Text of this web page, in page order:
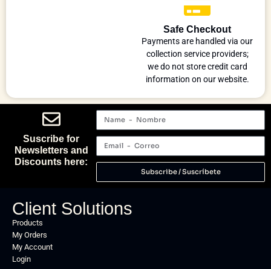
Safe Checkout
Payments are handled via our
collection service providers;
we do not store credit card
information on our website.
Suscribe for
Newsletters and
Discounts here:
Subscribe / Suscríbete
Client Solutions
Products
My Orders
My Account
Login